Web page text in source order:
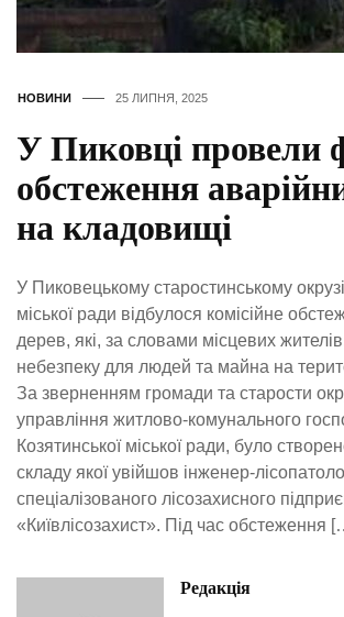
НОВИНИ 25 ЛИПНЯ, 2025
У Пиковці провели
обстеження
на кладовищі
У Пиковецькому старостинському
міської ради відбулося комісійне
дерев, які, за словами місцевих
небезпеку для людей та майна на
За зверненням громади та старости
управління житлово-комунального
Козятинської міської ради, було
складу якої увійшов інженер-
спеціалізованого лісозахисного
«Київлісозахист». Під час обстеження
Редакція